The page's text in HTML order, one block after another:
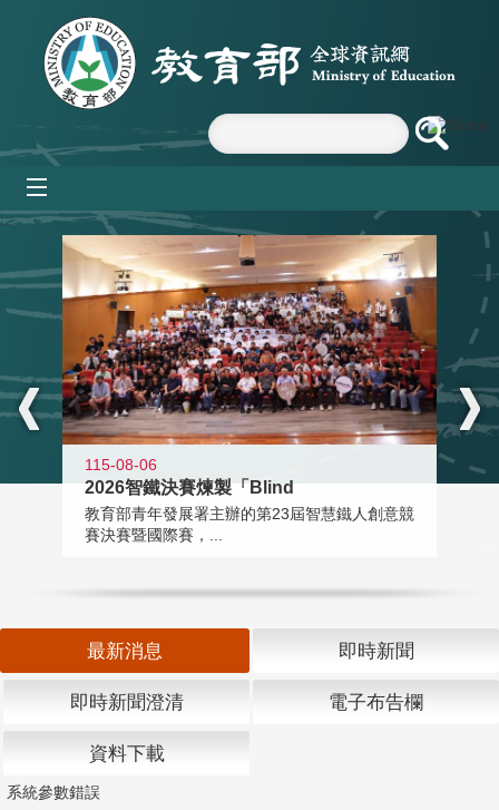
跳到主要內容區塊
:::
115-08-06
2026智鐵決賽煉製「Blind
教育部青年發展署主辦的第23屆智慧鐵人創意競
賽決賽暨國際賽，...
最新消息 即時新聞
即時新聞澄清 電子布告欄
資料下載
系統參數錯誤